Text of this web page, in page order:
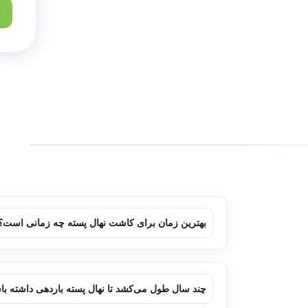
بهترین زمان برای کاشت نهال پسته چه زمانی
چند سال طول می‌کشد تا نهال پسته باردهی داشته